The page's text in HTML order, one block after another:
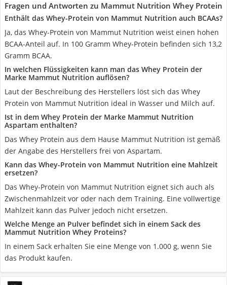
Fragen und Antworten zu Mammut Nutrition Whey Protein
Enthält das Whey-Protein von Mammut Nutrition auch BCAAs?
Ja, das Whey-Protein von Mammut Nutrition weist einen hohen
BCAA-Anteil auf. In 100 Gramm Whey-Protein befinden sich 13,2
Gramm BCAA.
In welchen Flüssigkeiten kann man das Whey Protein der
Marke Mammut Nutrition auflösen?
Laut der Beschreibung des Herstellers löst sich das Whey
Protein von Mammut Nutrition ideal in Wasser und Milch auf.
Ist in dem Whey Protein der Marke Mammut Nutrition
Aspartam enthalten?
Das Whey Protein aus dem Hause Mammut Nutrition ist gemäß
der Angabe des Herstellers frei von Aspartam.
Kann das Whey-Protein von Mammut Nutrition eine Mahlzeit
ersetzen?
Das Whey-Protein von Mammut Nutrition eignet sich auch als
Zwischenmahlzeit vor oder nach dem Training. Eine vollwertige
Mahlzeit kann das Pulver jedoch nicht ersetzen.
Welche Menge an Pulver befindet sich in einem Sack des
Mammut Nutrition Whey Proteins?
In einem Sack erhalten Sie eine Menge von 1.000 g, wenn Sie
das Produkt kaufen.